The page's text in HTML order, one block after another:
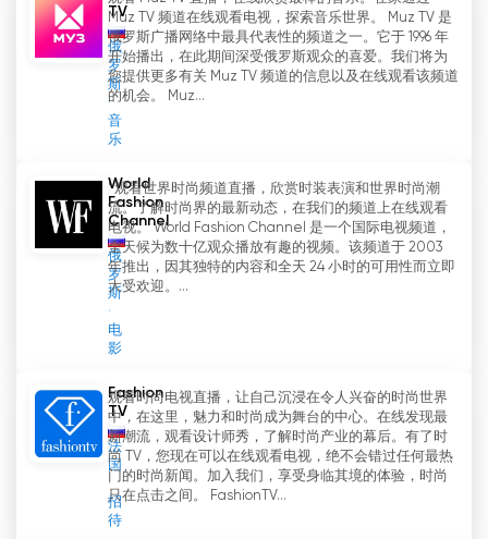
TV
俄
罗
斯
音
乐
Muz TV 频道在线观看电视，探索音乐世界。 Muz TV 是
俄罗斯广播网络中最具代表性的频道之一。它于 1996 年
开始播出，在此期间深受俄罗斯观众的喜爱。我们将为
您提供更多有关 Muz TV 频道的信息以及在线观看该频道
的机会。 Muz...
World
Fashion
Channel
俄
罗
斯
电
影
' 观看世界时尚频道直播，欣赏时装表演和世界时尚潮
流。了解时尚界的最新动态，在我们的频道上在线观看
电视。 World Fashion Channel 是一个国际电视频道，
全天候为数十亿观众播放有趣的视频。该频道于 2003
年推出，因其独特的内容和全天 24 小时的可用性而立即
大受欢迎。...
Fashion
TV
法
国
招
待
观看时尚电视直播，让自己沉浸在令人兴奋的时尚世界
中，在这里，魅力和时尚成为舞台的中心。在线发现最
新潮流，观看设计师秀，了解时尚产业的幕后。有了时
尚 TV，您现在可以在线观看电视，绝不会错过任何最热
门的时尚新闻。加入我们，享受身临其境的体验，时尚
只在点击之间。 FashionTV...